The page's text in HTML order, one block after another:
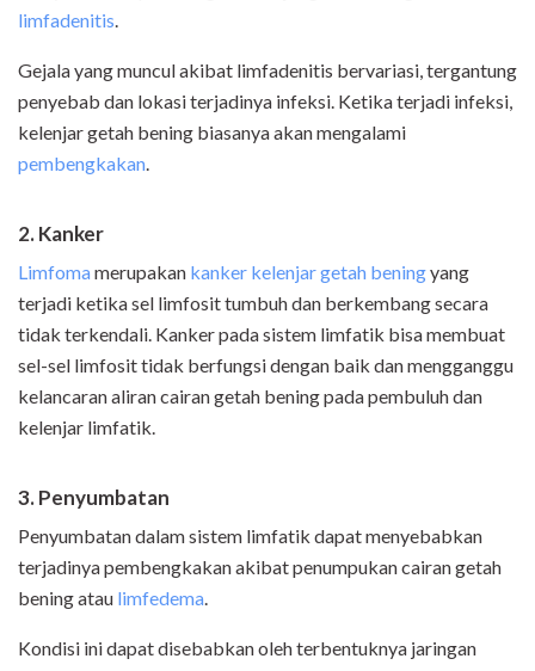
limfadenitis.
Gejala yang muncul akibat limfadenitis bervariasi, tergantung
penyebab dan lokasi terjadinya infeksi. Ketika terjadi infeksi,
kelenjar getah bening biasanya akan mengalami
pembengkakan.
2. Kanker
Limfomamerupakan kanker kelenjar getah beningyang
terjadi ketika sel limfosit tumbuh dan berkembang secara
tidak terkendali. Kanker pada sistem limfatik bisa membuat
sel-sel limfosit tidak berfungsi dengan baik dan mengganggu
kelancaran aliran cairan getah bening pada pembuluh dan
kelenjar limfatik.
3. Penyumbatan
Penyumbatan dalam sistem limfatik dapat menyebabkan
terjadinya pembengkakan akibat penumpukan cairan getah
bening atau limfedema.
Kondisi ini dapat disebabkan oleh terbentuknya jaringan